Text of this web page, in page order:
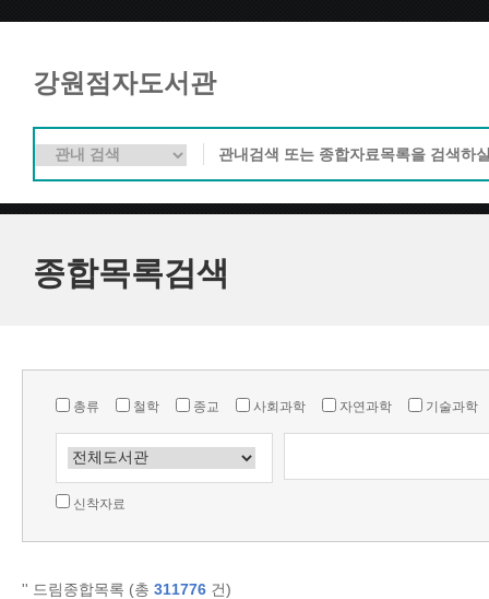
강원점자도서관
종합목록검색
총류 철학 종교 사회과학 자연과학 기술과학
신착자료
'' 드림종합목록 (총 311776 건)